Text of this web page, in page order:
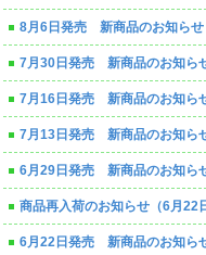
8月6日発売 新商品のお知らせ
7月30日発売 新商品のお知ら
7月16日発売 新商品のお知ら
7月13日発売 新商品のお知ら
6月29日発売 新商品のお知ら
商品再入荷のお知らせ（6月22
6月22日発売 新商品のお知ら